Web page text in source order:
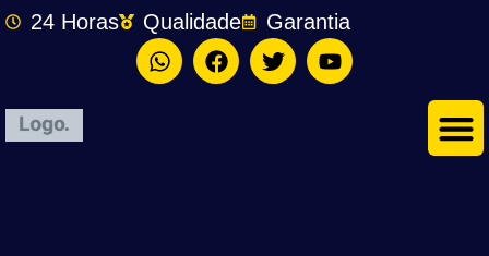
24 Horas Qualidade Garantia